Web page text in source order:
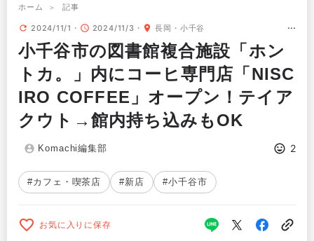
ホーム 記事
2024/11/1 2024/11/3 長岡・小千谷
小千谷市の図書館複合施設「ホン
トカ。」内にコーヒ専門店「NISC
IRO COFFEE」オープン！テイア
クウト→館内持ち込みもOK
Komachi編集部 2
#カフェ・喫茶店 #新店 #小千谷市
お気に入りに保存